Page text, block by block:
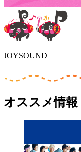
JOYSOUND
オススメ情報